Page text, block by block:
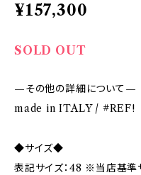
¥157,300
SOLD OUT
—その他の詳細について—
made in ITALY / #REF!
◆サイズ◆
表記サイズ：48 ※当店基準